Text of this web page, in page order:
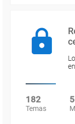
182
Temas